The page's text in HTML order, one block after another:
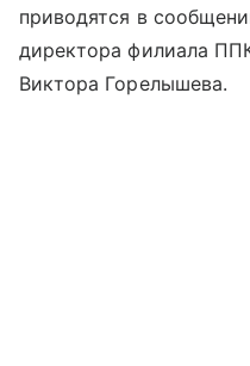
приводятся в
директора филиала
Виктора Горелышева.